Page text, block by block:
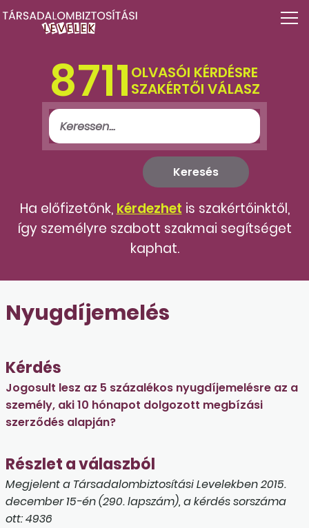
8711 OLVASÓI KÉRDÉSRE
SZAKÉRTŐI VÁLASZ
Ha előfizetőnk, kérdezhet is szakértőinktől,
így személyre szabott szakmai segítséget
kaphat.
Nyugdíjemelés
Kérdés
Jogosult lesz az 5 százalékos nyugdíjemelésre az a
személy, aki 10 hónapot dolgozott megbízási
szerződés alapján?
Részlet a válaszból
Megjelent a Társadalombiztosítási Levelekben 2015.
december 15-én (290. lapszám), a kérdés sorszáma
ott: 4936